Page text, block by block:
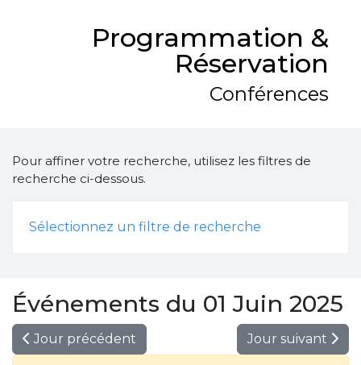
Programmation &
Réservation
Conférences
Pour affiner votre recherche, utilisez les filtres de
recherche ci-dessous.
Sélectionnez un filtre de recherche
Événements du 01 Juin 2025
Jour précédent Jour suivant